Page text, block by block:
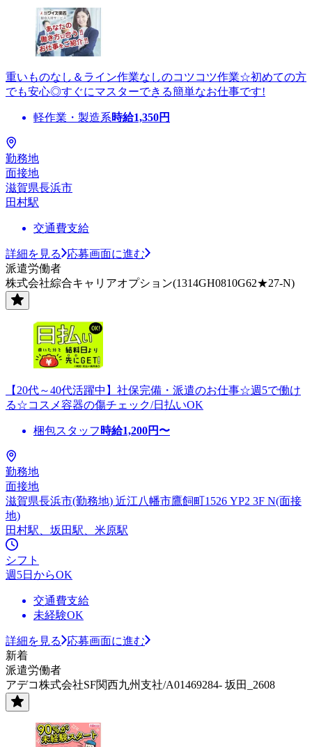
重いものなし＆ライン作業なしのコツコツ作業☆初めての方
でも安心◎すぐにマスターできる簡単なお仕事です!
軽作業・製造系時給1,350円
勤務地
面接地
滋賀県長浜市
田村駅
交通費支給
詳細を見る
応募画面に進む
派遣労働者
株式会社綜合キャリアオプション(1314GH0810G62★27-N)
【20代～40代活躍中】社保完備・派遣のお仕事☆週5で働け
る☆コスメ容器の傷チェック/日払いOK
梱包スタッフ 時給1,200円〜
勤務地
面接地
滋賀県長浜市(勤務地) 近江八幡市鷹飼町1526 YP2 3F N(面接
地)
田村駅、坂田駅、米原駅
シフト
週5日からOK
交通費支給
未経験OK
詳細を見る
応募画面に進む
新着
派遣労働者
アデコ株式会社SF関西九州支社/A01469284- 坂田_2608